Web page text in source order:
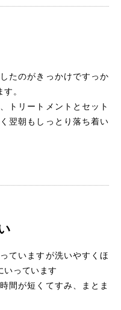
たのがきっかけですっか
。
トリートメントとセット
翌朝もしっとり落ち着い
ていますが洗いやすくほ
いっています
間が短くてすみ、まとま